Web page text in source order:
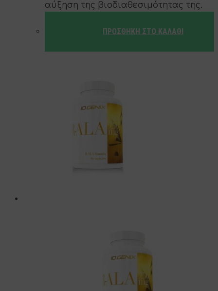
αύξηση της βιοδιαθεσιμότητας της.
ΠΡΟΣΘΉΚΗ ΣΤΟ ΚΑΛΆΘΙ